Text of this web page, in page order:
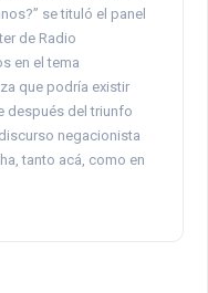
se tituló el panel
de Radio
en el tema
que podría existir
después del triunfo
negacionista
tanto acá, como en